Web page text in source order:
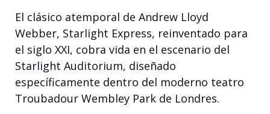
VISÍTENOS
NOTICIAS
Contáctenos
Español
El clásico atemporal de Andrew Lloyd
Webber, Starlight Express, reinventado para
el siglo XXI, cobra vida en el escenario del
Starlight Auditorium, diseñado
específicamente dentro del moderno teatro
Troubadour Wembley Park de Londres.